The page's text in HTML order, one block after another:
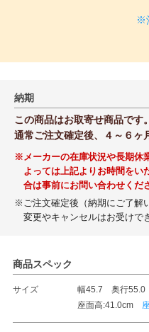
※
納期
この商品はお取寄せ商品です。
通常ご注文確定後、４～６ヶ
※メーカーの在庫状況や長期休
よっては上記よりお時間をい
合は事前にお問い合わせくだ
※ご注文確定後（納期にご了解
変更やキャンセルはお受けで
商品スペック
サイズ
幅45.7 奥行55.0
座面高:41.0cm